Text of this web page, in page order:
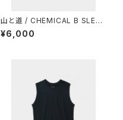
山と道 / CHEMICAL B SLEEV
ELESS（WOMEN）
¥6,000